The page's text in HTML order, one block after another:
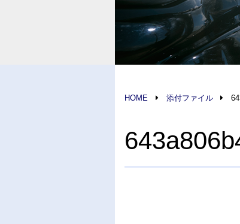
HOME 添付ファイル